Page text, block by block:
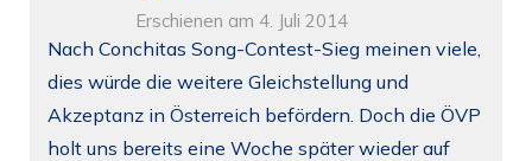
Erschienen am 4. Juli 2014
Nach Conchitas Song-Contest-Sieg meinen viele,
dies würde die weitere Gleichstellung und
Akzeptanz in Österreich befördern. Doch die ÖVP
holt uns bereits eine Woche später wieder auf